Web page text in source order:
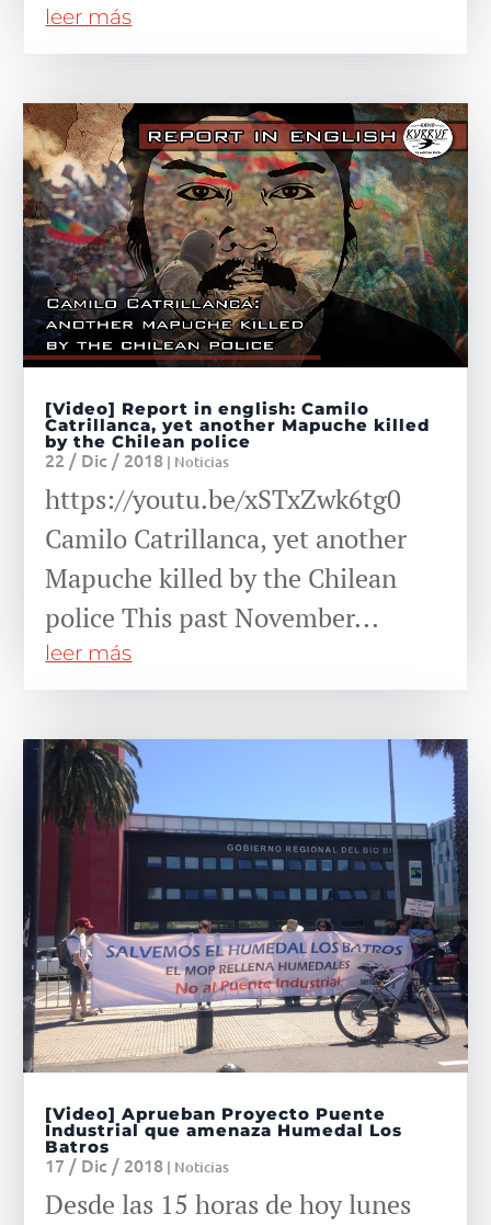
leer más
[Video] Report in english: Camilo
Catrillanca, yet another Mapuche killed
by the Chilean police
22 / Dic / 2018 | Noticias
https://youtu.be/xSTxZwk6tg0
Camilo Catrillanca, yet another
Mapuche killed by the Chilean
police This past November...
leer más
[Video] Aprueban Proyecto Puente
Industrial que amenaza Humedal Los
Batros
17 / Dic / 2018 | Noticias
Desde las 15 horas de hoy lunes